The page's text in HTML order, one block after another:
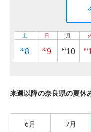
土
8/8
日
8/9
月
8/10 8/
来週以降の奈良県の夏休
6月 7月